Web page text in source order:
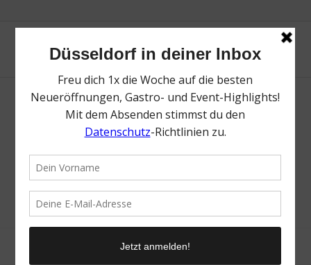
Neue Suche
Suchergebnis nicht zufriedenstellend? Versuche es mal mit
einem Wortteil oder einer anderen Schreibweise.